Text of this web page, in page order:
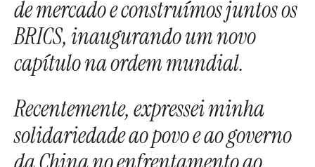
de mercado e construímos juntos os
BRICS, inaugurando um novo
capítulo na ordem mundial.
Recentemente, expressei minha
solidariedade ao povo e ao governo